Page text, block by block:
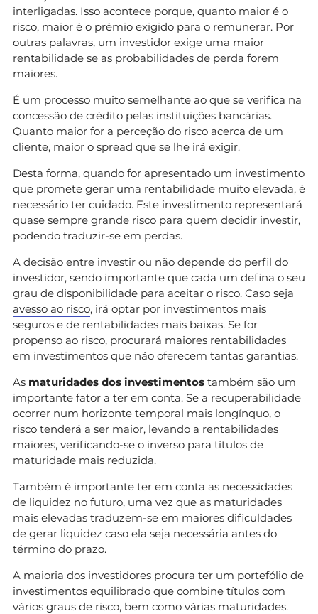
interligadas. Isso acontece porque, quanto maior é o
risco, maior é o prémio exigido para o remunerar. Por
outras palavras, um investidor exige uma maior
rentabilidade se as probabilidades de perda forem
maiores.
É um processo muito semelhante ao que se verifica na
concessão de crédito pelas instituições bancárias.
Quanto maior for a perceção do risco acerca de um
cliente, maior o spread que se lhe irá exigir.
Desta forma, quando for apresentado um investimento
que promete gerar uma rentabilidade muito elevada, é
necessário ter cuidado. Este investimento representará
quase sempre grande risco para quem decidir investir,
podendo traduzir-se em perdas.
A decisão entre investir ou não depende do perfil do
investidor, sendo importante que cada um defina o seu
grau de disponibilidade para aceitar o risco. Caso seja
avesso ao risco, irá optar por investimentos mais
seguros e de rentabilidades mais baixas. Se for
propenso ao risco, procurará maiores rentabilidades
em investimentos que não oferecem tantas garantias.
As maturidades dos investimentos também são um
importante fator a ter em conta. Se a recuperabilidade
ocorrer num horizonte temporal mais longínquo, o
risco tenderá a ser maior, levando a rentabilidades
maiores, verificando-se o inverso para títulos de
maturidade mais reduzida.
Também é importante ter em conta as necessidades
de liquidez no futuro, uma vez que as maturidades
mais elevadas traduzem-se em maiores dificuldades
de gerar liquidez caso ela seja necessária antes do
término do prazo.
A maioria dos investidores procura ter um portefólio de
investimentos equilibrado que combine títulos com
vários graus de risco, bem como várias maturidades.